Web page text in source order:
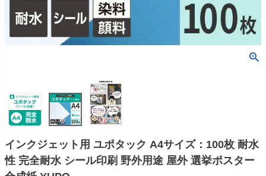
インクジェット用 ユポタック A4サイズ：100枚 耐水
性 完全耐水 シール印刷 野外用途 屋外 選挙ポスター